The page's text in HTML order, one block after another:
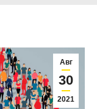
Авг
30
2021